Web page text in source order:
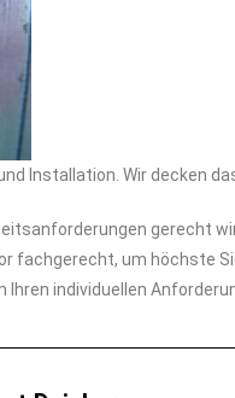
Installation. Wir decken
gerecht
fachgerecht, um höchste
Ihren individuellen